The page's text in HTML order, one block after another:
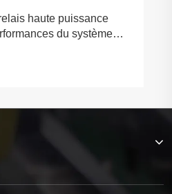
haute puissance
du système